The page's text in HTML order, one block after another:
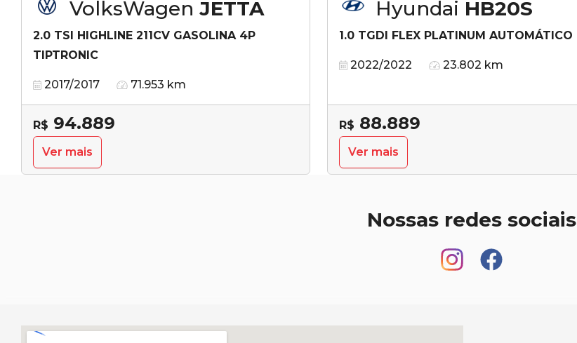
VolksWagen JETTA
2.0 TSI HIGHLINE 211CV GASOLINA 4P
TIPTRONIC
2017/2017 71.953 km
R$ 94.889
Ver mais
Hyundai HB20S
1.0 TGDI FLEX PLATINUM AUTOMÁTICO
2022/2022 23.802 km
R$ 88.889
Ver mais
Nossas redes sociais